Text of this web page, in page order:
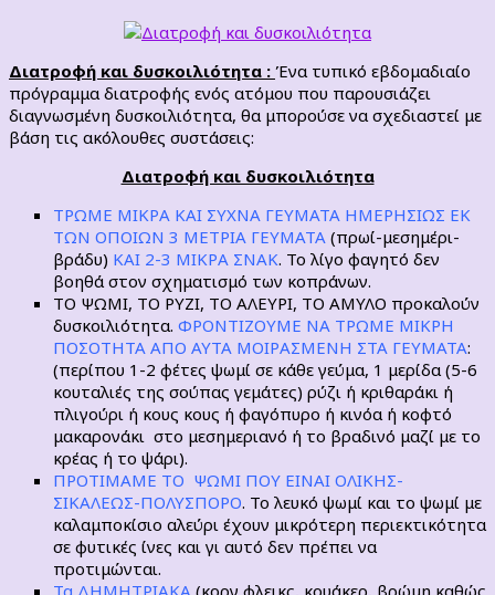
Διατροφή και δυσκοιλιότητα : Ένα τυπικό εβδομαδιαίο
πρόγραμμα διατροφής ενός ατόμου που παρουσιάζει
διαγνωσμένη δυσκοιλιότητα, θα μπορούσε να σχεδιαστεί με
βάση τις ακόλουθες συστάσεις:
Διατροφή και δυσκοιλιότητα
ΤΡΩΜΕ ΜΙΚΡΑ ΚΑΙ ΣΥΧΝΑ ΓΕΥΜΑΤΑ ΗΜΕΡΗΣΙΩΣ ΕΚ
ΤΩΝ ΟΠΟΙΩΝ 3 ΜΕΤΡΙΑ ΓΕΥΜΑΤΑ (πρωί-μεσημέρι-
βράδυ) ΚΑΙ 2-3 ΜΙΚΡΑ ΣΝΑΚ. Το λίγο φαγητό δεν
βοηθά στον σχηματισμό των κοπράνων.
ΤΟ ΨΩΜΙ, ΤΟ ΡΥΖΙ, ΤΟ ΑΛΕΥΡΙ, ΤΟ ΑΜΥΛΟ προκαλούν
δυσκοιλιότητα. ΦΡΟΝΤΙΖΟΥΜΕ ΝΑ ΤΡΩΜΕ ΜΙΚΡΗ
ΠΟΣΟΤΗΤΑ ΑΠΟ ΑΥΤΑ ΜΟΙΡΑΣΜΕΝΗ ΣΤΑ ΓΕΥΜΑΤΑ:
(περίπου 1-2 φέτες ψωμί σε κάθε γεύμα, 1 μερίδα (5-6
κουταλιές της σούπας γεμάτες) ρύζι ή κριθαράκι ή
πλιγούρι ή κους κους ή φαγόπυρο ή κινόα ή κοφτό
μακαρονάκι στο μεσημεριανό ή το βραδινό μαζί με το
κρέας ή το ψάρι).
ΠΡΟΤΙΜΑΜΕ ΤΟ ΨΩΜΙ ΠΟΥ ΕΙΝΑΙ ΟΛΙΚΗΣ-
ΣΙΚΑΛΕΩΣ-ΠΟΛΥΣΠΟΡΟ. Το λευκό ψωμί και το ψωμί με
καλαμποκίσιο αλεύρι έχουν μικρότερη περιεκτικότητα
σε φυτικές ίνες και γι αυτό δεν πρέπει να
προτιμώνται.
Τα ΔΗΜΗΤΡΙΑΚΑ (κορν φλεικς, κουάκερ, βρώμη καθώς